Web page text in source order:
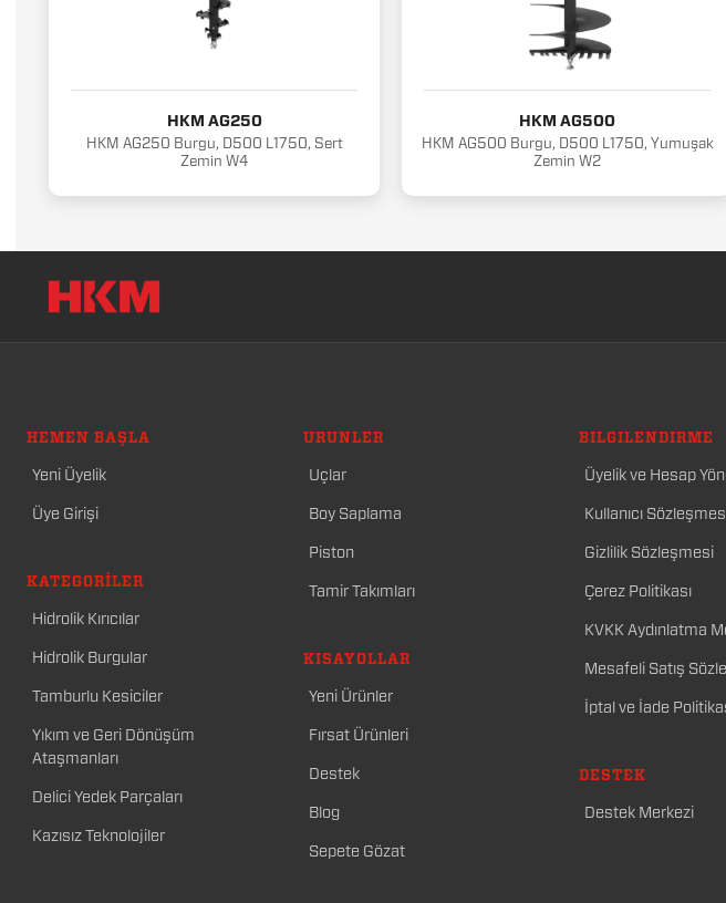
HKM AG250
HKM AG250 Burgu, D500 L1750, Sert
Zemin W4
HKM AG500
HKM AG500 Burgu, D500 L1750, Yumuşak
Zemin W2
HEMEN BAŞLA
Yeni Üyelik
Üye Girişi
KATEGORILER
Hidrolik Kırıcılar
Hidrolik Burgular
Tamburlu Kesiciler
Yıkım ve Geri Dönüşüm
Ataşmanları
Delici Yedek Parçaları
Kazısız Teknolojiler
ÜRÜNLER
Uçlar
Boy Saplama
Piston
Tamir Takımları
KISAYOLLAR
Yeni Ürünler
Fırsat Ürünleri
Destek
Blog
Sepete Gözat
BILGILENDIRME
Üyelik ve Hesap
Kullanıcı
Gizlilik Sözleşmesi
Çerez Politikası
KVKK Aydınlatma
Mesafeli Satış
İptal ve İade
DESTEK
Destek Merkezi